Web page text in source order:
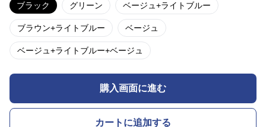
ブラック グリーン ベージュ+ライトブルー
ブラウン+ライトブルー ベージュ
ベージュ+ライトブルー+ベージュ
購入画面に進む
カートに追加する